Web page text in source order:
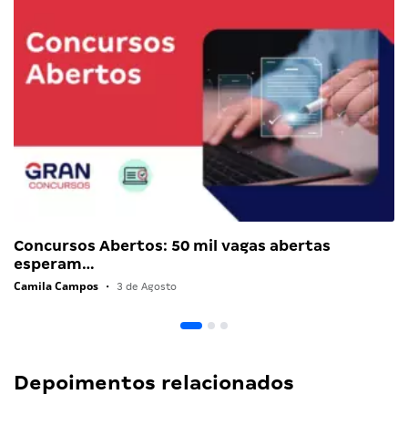
Concursos Abertos: 50 mil vagas abertas
esperam…
Camila Campos • 3 de Agosto
Depoimentos relacionados